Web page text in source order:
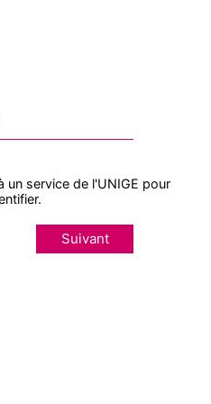
un service de l'UNIGE pour
Suivant